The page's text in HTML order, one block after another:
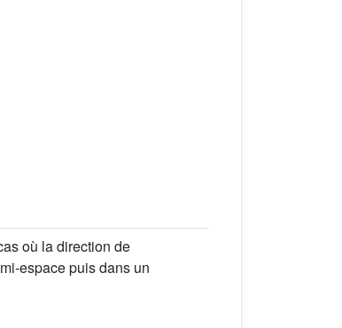
où la direction de
espace puis dans un